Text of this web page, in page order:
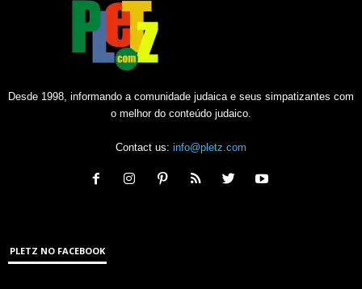
Desde 1998, informando a comunidade judaica e seus simpatizantes com
o melhor do conteúdo judaico.
Contact us: info@pletz.com
PLETZ NO FACEBOOK